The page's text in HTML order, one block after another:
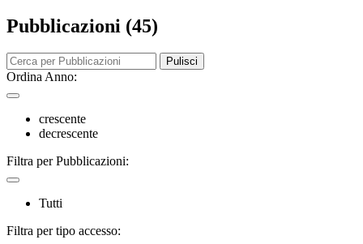
Pubblicazioni (45)
Pulisci
Ordina Anno:
crescente
decrescente
Filtra per Pubblicazioni:
Tutti
Filtra per tipo accesso: